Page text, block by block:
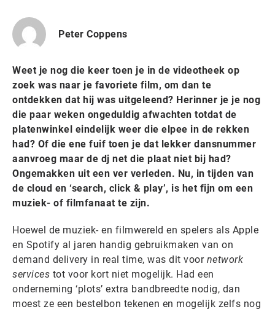
Peter Coppens
Weet je nog die keer toen je in de videotheek op
zoek was naar je favoriete film, om dan te
ontdekken dat hij was uitgeleend? Herinner je je nog
die paar weken ongeduldig afwachten totdat de
platenwinkel eindelijk weer die elpee in de rekken
had? Of die ene fuif toen je dat lekker dansnummer
aanvroeg maar de dj net die plaat niet bij had?
Ongemakken uit een ver verleden. Nu, in tijden van
de cloud en ‘search, click & play’, is het fijn om een
muziek- of filmfanaat te zijn.
Hoewel de muziek- en filmwereld en spelers als Apple
en Spotify al jaren handig gebruikmaken van on
demand delivery in real time, was dit voor network
services tot voor kort niet mogelijk. Had een
onderneming ‘plots’ extra bandbreedte nodig, dan
moest ze een bestelbon tekenen en mogelijk zelfs nog